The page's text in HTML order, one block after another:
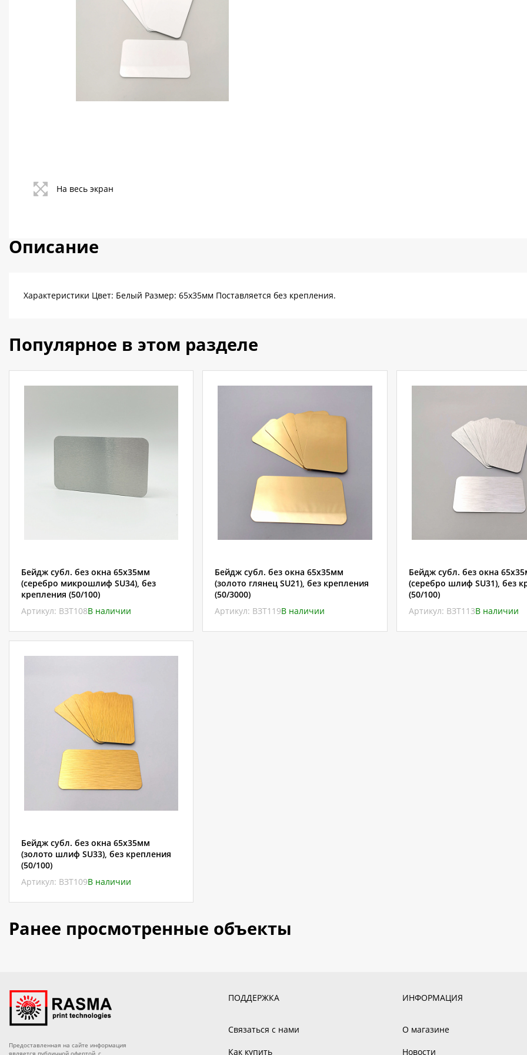
Политика конфиденциальности
На весь экран
Описание
Характеристики Цвет: Белый Размер: 65х35мм Поставляется без крепления.
Популярное в этом разделе
Бейдж субл. без окна 65х35мм
(серебро микрошлиф SU34), без
крепления (50/100)
Артикул: ВЗТ108В наличии
Бейдж субл. без окна 65х35мм
(золото глянец SU21), без крепления
(50/3000)
Артикул: ВЗТ119В наличии
Бейдж субл. без окна
(серебро шлиф SU31), без
(50/100)
Артикул: ВЗТ113В наличии
Бейдж субл. без окна 65х35мм
(золото шлиф SU33), без крепления
(50/100)
Артикул: ВЗТ109В наличии
Ранее просмотренные объекты
Предоставленная на сайте информация
является публичной офертой, с
ПОДДЕРЖКА
Связаться с нами
Как купить
ИНФОРМАЦИЯ
О магазине
Новости